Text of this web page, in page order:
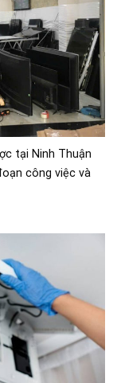
tại Ninh Thuận
công việc và